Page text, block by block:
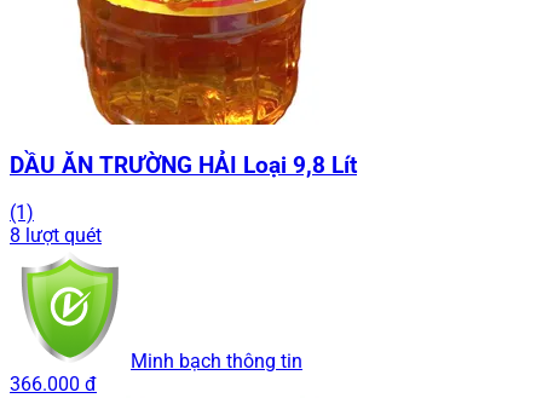
DẦU ĂN TRƯỜNG HẢI Loại 9,8 Lít
(1)
8 lượt quét
Minh bạch thông tin
366.000 đ